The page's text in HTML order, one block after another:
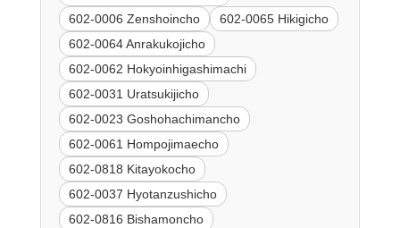
602-0006 Zenshoincho
602-0065 Hikigicho
602-0064 Anrakukojicho
602-0062 Hokyoinhigashimachi
602-0031 Uratsukijicho
602-0023 Goshohachimancho
602-0061 Hompojimaecho
602-0818 Kitayokocho
602-0037 Hyotanzushicho
602-0816 Bishamoncho